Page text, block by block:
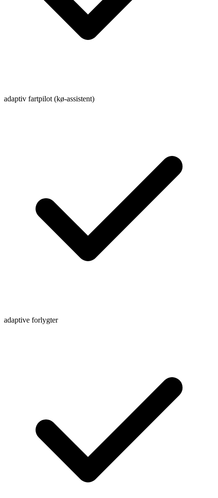
adaptiv fartpilot (kø-assistent)
adaptive forlygter